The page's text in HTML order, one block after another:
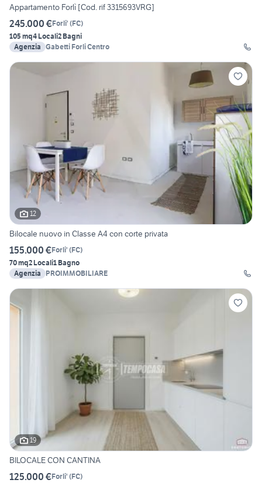
Appartamento Forlì [Cod. rif 3315693VRG]
245.000 €Forli' (FC)
105 mq4 Locali2 Bagni
Agenzia Gabetti Forli Centro
12
Bilocale nuovo in Classe A4 con corte privata
155.000 €Forli' (FC)
70 mq2 Locali1 Bagno
Agenzia
PROIMMOBILIARE
19
BILOCALE CON CANTINA
125.000 €Forli' (FC)